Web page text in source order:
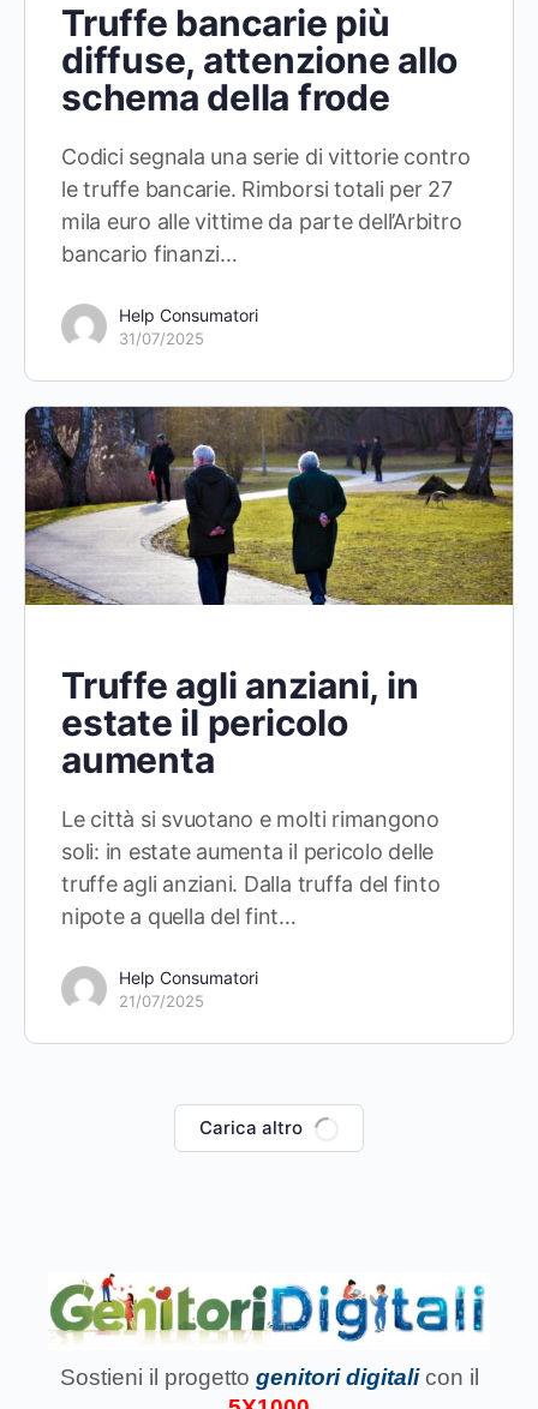
Truffe bancarie più
diffuse, attenzione allo
schema della frode
Codici segnala una serie di vittorie contro
le truffe bancarie. Rimborsi totali per 27
mila euro alle vittime da parte dell’Arbitro
bancario finanzi…
Help Consumatori
31/07/2025
Truffe agli anziani, in
estate il pericolo
aumenta
Le città si svuotano e molti rimangono
soli: in estate aumenta il pericolo delle
truffe agli anziani. Dalla truffa del finto
nipote a quella del fint…
Help Consumatori
21/07/2025
Carica altro
Sostieni il progetto genitori digitali con il